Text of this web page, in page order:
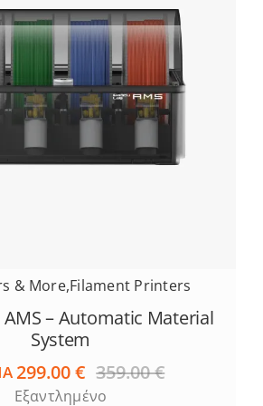
& More,Filament Printers
– Automatic Material
System
359.00€Original
299.00€
Η
Εξαντλημένο